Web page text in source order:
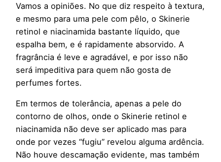
Vamos a opiniões. No que diz respeito à textura,
e mesmo para uma pele com pêlo, o Skinerie
retinol e niacinamida bastante líquido, que
espalha bem, e é rapidamente absorvido. A
fragrância é leve e agradável, e por isso não
será impeditiva para quem não gosta de
perfumes fortes.
Em termos de tolerância, apenas a pele do
contorno de olhos, onde o Skinerie retinol e
niacinamida não deve ser aplicado mas para
onde por vezes “fugiu” revelou alguma ardência.
Não houve descamação evidente, mas também